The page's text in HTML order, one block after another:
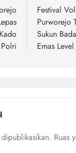
Festival
Purworejo
Sukun
Emas
Ruas